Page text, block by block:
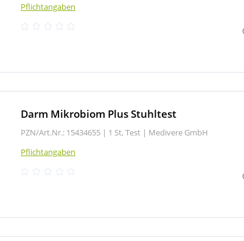
Pflichtangaben
Darm Mikrobiom Plus Stuhltest
PZN/Art.Nr.: 15434655 | 1 St, Test | Medivere GmbH
Pflichtangaben